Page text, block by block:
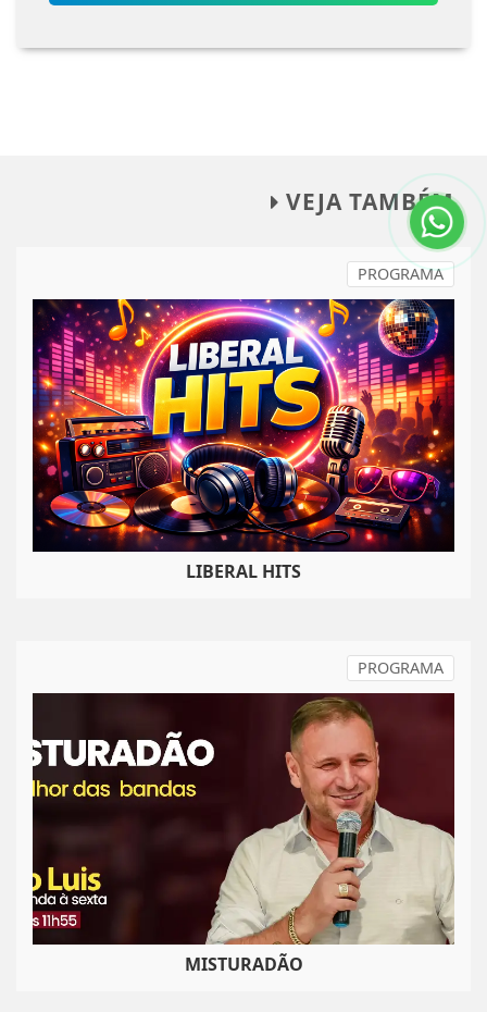
VEJA TAMBÉM
PROGRAMA
LIBERAL HITS
PROGRAMA
MISTURADÃO